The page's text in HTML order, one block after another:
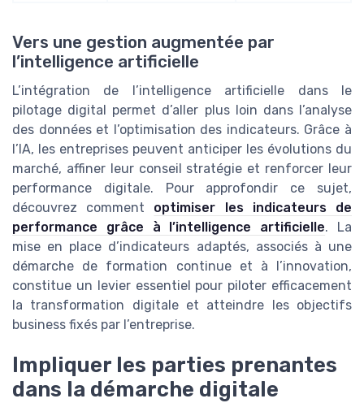
Vers une gestion augmentée par
l’intelligence artificielle
L’intégration de l’intelligence artificielle dans le
pilotage digital permet d’aller plus loin dans l’analyse
des données et l’optimisation des indicateurs. Grâce à
l’IA, les entreprises peuvent anticiper les évolutions du
marché, affiner leur conseil stratégie et renforcer leur
performance digitale. Pour approfondir ce sujet,
découvrez comment optimiser les indicateurs de
performance grâce à l’intelligence artificielle. La
mise en place d’indicateurs adaptés, associés à une
démarche de formation continue et à l’innovation,
constitue un levier essentiel pour piloter efficacement
la transformation digitale et atteindre les objectifs
business fixés par l’entreprise.
Impliquer les parties prenantes
dans la démarche digitale